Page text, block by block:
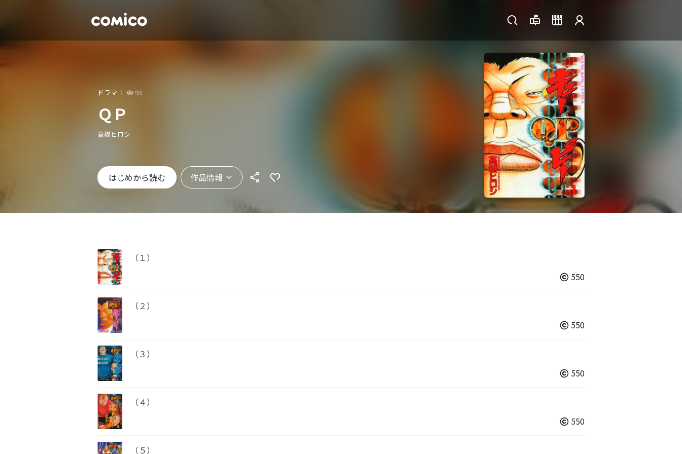
ドラマ 93
ＱＰ
高橋ヒロシ
はじめから読む 作品情報
（１）
550
（２）
550
（３）
550
（４）
550
（５）